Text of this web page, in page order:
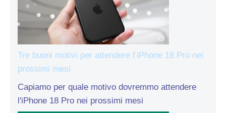
Tre buoni motivi per attendere l’iPhone 18 Pro nei
prossimi mesi
Capiamo per quale motivo dovremmo attendere
l'iPhone 18 Pro nei prossimi mesi